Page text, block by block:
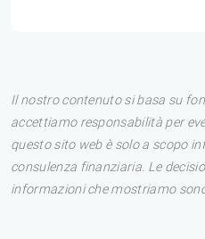
Il nostro contenuto si basa su
accettiamo responsabilità per
questo sito web è solo a scopo
consulenza finanziaria. Le
informazioni che mostriamo